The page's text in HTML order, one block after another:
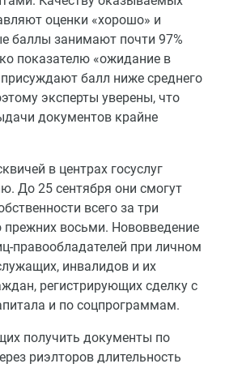
оценки «хорошо» и
баллы занимают почти 97%
показателю «ожидание в
балл ниже среднего
эксперты уверены, что
документов крайне
в центрах госуслуг
До 25 сентября они смогут
всего за три
прежних восьми. Нововведение
правообладателей при личном
инвалидов и их
регистрирующих сделку с
и по соцпрограммам.
получить документы по
риэлторов длительность